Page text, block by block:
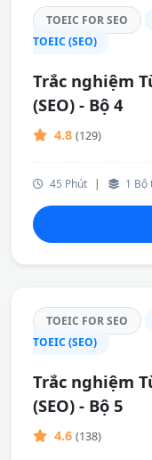
TOEIC FOR SEO
TOEIC (SEO)
Trắc nghiệm
(SEO) - Bộ 4
4.8 (129)
45 Phút | 1 Bộ
TOEIC FOR SEO
TOEIC (SEO)
Trắc nghiệm
(SEO) - Bộ 5
4.6 (138)